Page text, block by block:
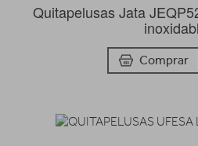
Quitapelusas Jata
Comprar